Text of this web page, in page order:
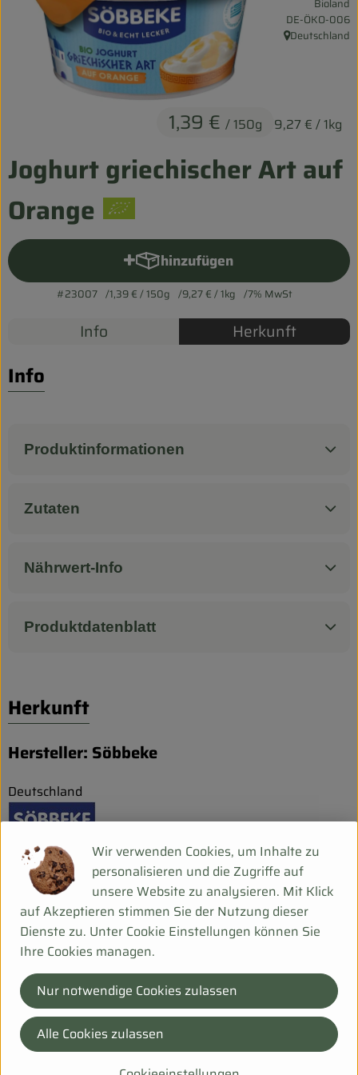
Entspannt durch die FERIEN
Obst & Gemüse
Kühltheke
Vorratskammer
Kosmetik
Biohof erleben
Pferdepension & Reitbetrieb
Joghurt griechischer Art auf
Orange
1,39 € / 150g 9,27 € / 1kg
Bioland
, Kontrollstelle:
DE-ÖKO-006
, Herkunft:
Deutschland
hinzufügen
Produkt zum Warenkorb
#23007 1,39 €/ 150g 9,27 €/ 1kg 7% MwSt
Info Herkunft
Info
Produktinformationen
Zutaten
Nährwert-Info
Produktdatenblatt
Herkunft
Hersteller: Söbbeke
Deutschland
Molkerei Söbbeke GmbH
D 48599 Gronau-Epe
Söbbeke: Bio-Genuss aus dem Münsterland
Seit der Gründung der Biomolkerei Söbbeke 1988 durch
Paul Söbbeke heißt es: Bio aus Leidenschaft. Mit Herzblut
und Begeisterung produziert die Biomolkerei Söbbeke aus
Gronau im Münsterland seit über 35 Jahren hochwertige
und genussvolle Bio-Produkte – ohne Zusatzstoffe, dafür
aber mit 100 % natürlichem Geschmack und
Wir verwenden Cookies, um Inhalte zu
personalisieren und die Zugriffe auf
unsere Website zu analysieren. Mit Klick
auf Akzeptieren stimmen Sie der Nutzung dieser
Dienste zu. Unter Cookie Einstellungen können Sie
Ihre Cookies managen.
Nur notwendige Cookies zulassen
Alle Cookies zulassen